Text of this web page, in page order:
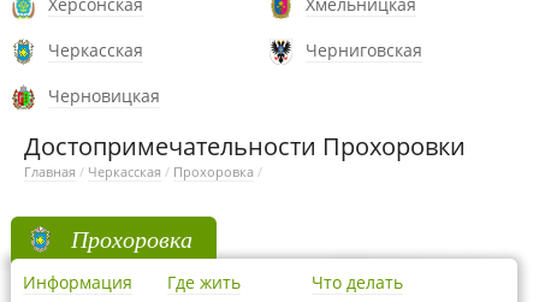
Черкасская
Черниговская
Черновицкая
Достопримечательности Прохоровки
Главная / Черкасская / Прохоровка /
Прохоровка
Информация Где жить Что делать